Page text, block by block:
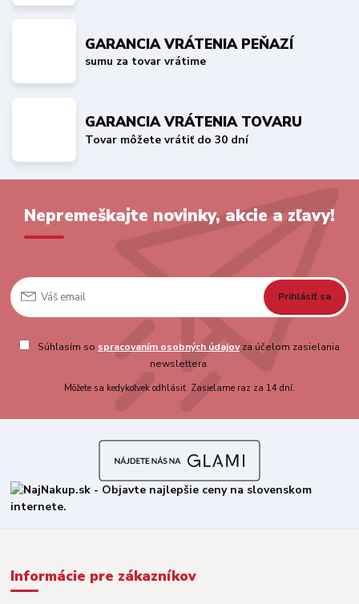
GARANCIA VRÁTENIA PEŇAZÍ
sumu za tovar vrátime
GARANCIA VRÁTENIA TOVARU
Tovar môžete vrátiť do 30 dní
Nepremeškajte novinky, akcie a zľavy!
Prihlásiť sa
Súhlasím so spracovaním osobných údajovza účelom zasielania
newslettera.
Môžete sa kedykoľvek odhlásiť. Zasielame raz za 14 dní.
Informácie pre zákazníkov